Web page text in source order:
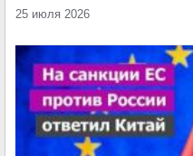
25 июля 2026